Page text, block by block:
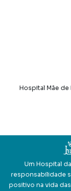
Hospital Mãe
Um Hospital
responsabilidade
positivo na vida